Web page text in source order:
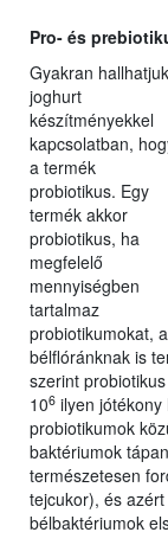
Pro- és
Gyakran hallhatjuk
joghurt
készítményekkel
kapcsolatban,
a termék
probiotikus. Egy
termék akkor
probiotikus, ha
megfelelő
mennyiségben
tartalmaz
probiotikumokat,
bélflóránknak is
szerint
106 ilyen
probiotikumok
baktériumok
természetesen
tejcukor), és
bélbaktériumok